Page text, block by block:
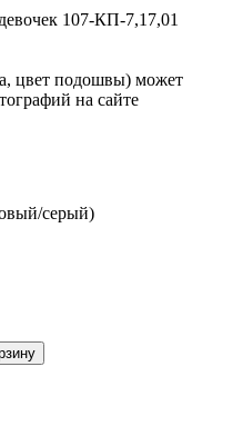
107-КП-7,17,01
цвет подошвы) может
на сайте
серый)